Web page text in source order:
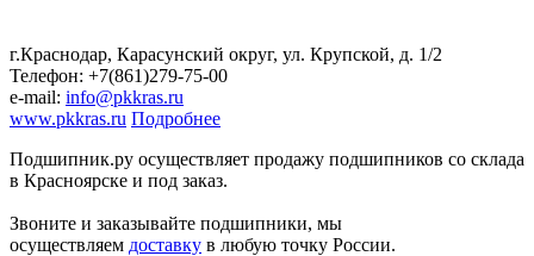
г.Краснодар, Карасунский округ, ул. Крупской, д. 1/2
Телефон: +7(861)279-75-00
е-mail: info@pkkras.ru
www.pkkras.ru Подробнее
Подшипник.ру осуществляет продажу подшипников со склада
в Красноярске и под заказ.
Звоните и заказывайте подшипники, мы
осуществляем доставку в любую точку России.